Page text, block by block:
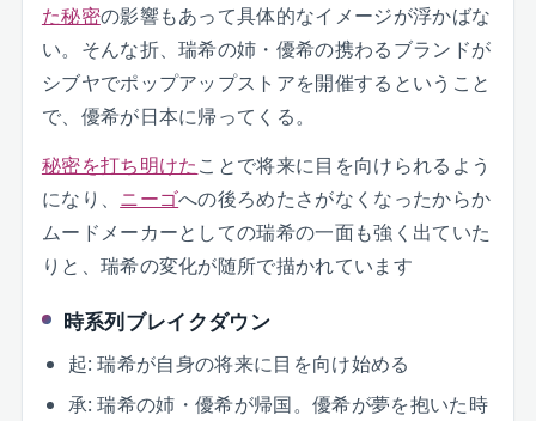
た秘密の影響もあって具体的なイメージが浮かばな
い。そんな折、瑞希の姉・優希の携わるブランドが
シブヤでポップアップストアを開催するということ
で、優希が日本に帰ってくる。
秘密を打ち明けたことで将来に目を向けられるよう
になり、 ニーゴへの後ろめたさがなくなったからか
ムードメーカーとしての瑞希の一面も強く出ていた
りと、瑞希の変化が随所で描かれています
時系列ブレイクダウン
起: 瑞希が自身の将来に目を向け始める
承: 瑞希の姉・優希が帰国。優希が夢を抱いた時